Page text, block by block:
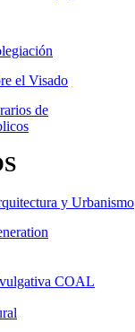
el Visado
de
y Urbanismo
COAL